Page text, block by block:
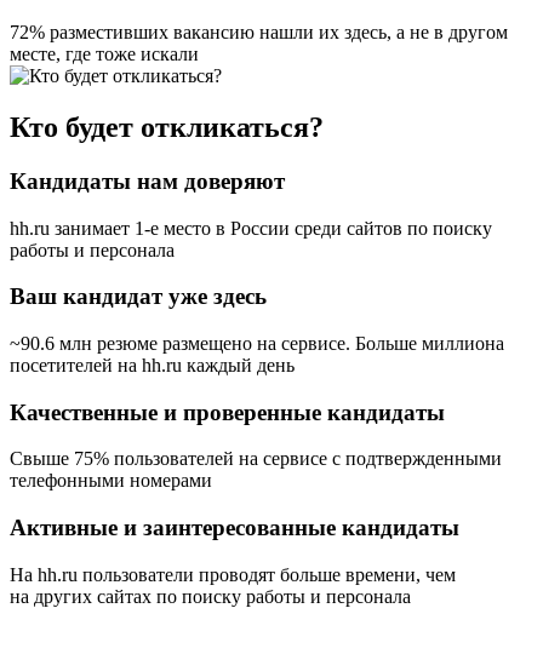
72% разместивших вакансию нашли их здесь, а не в другом
месте, где тоже искали
Кто будет откликаться?
Кандидаты нам доверяют
hh.ru занимает 1-е место в России среди сайтов по поиску
работы и персонала
Ваш кандидат уже здесь
~90.6 млн резюме размещено на сервисе. Больше миллиона
посетителей на hh.ru каждый день
Качественные и проверенные кандидаты
Свыше 75% пользователей на сервисе с подтвержденными
телефонными номерами
Активные и заинтересованные кандидаты
На hh.ru пользователи проводят больше времени, чем
на других сайтах по поиску работы и персонала